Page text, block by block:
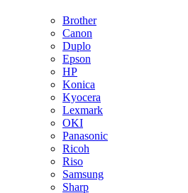
Brother
Canon
Duplo
Epson
HP
Konica
Kyocera
Lexmark
OKI
Panasonic
Ricoh
Riso
Samsung
Sharp